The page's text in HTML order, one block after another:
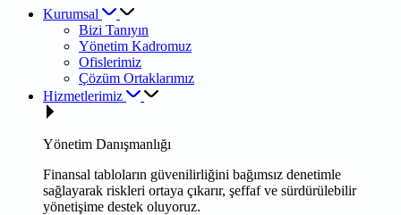
Kurumsal
Bizi Tanıyın
Yönetim Kadromuz
Ofislerimiz
Çözüm Ortaklarımız
Hizmetlerimiz
Yönetim Danışmanlığı
Finansal tabloların güvenilirliğini bağımsız denetimle
sağlayarak riskleri ortaya çıkarır, şeffaf ve sürdürülebilir
yönetişime destek oluyoruz.